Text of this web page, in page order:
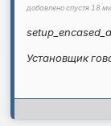
добавлено спустя 18
Установщик